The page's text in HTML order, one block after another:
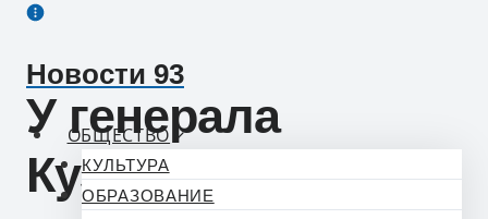
Перейти
содержимому
Новости 93
ОБЩЕСТВО
КУЛЬТУРА
ОБРАЗОВАНИЕ
У генерала
Кузнецова нашли